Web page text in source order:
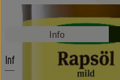
Info
Info